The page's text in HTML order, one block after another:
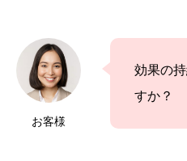
お客様
効果の
すか？